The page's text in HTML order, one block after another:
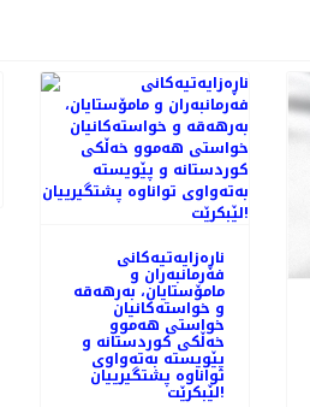
ناڕەزایەتیەکانی
فەرمانبەران و
مامۆستایان، بەرهەقە
و خواستەکانیان
خواستی هەموو
خەڵکی کوردستانە و
پێویستە بەتەواوی
تواناوە پشتگیرییان
لێبکرێت!